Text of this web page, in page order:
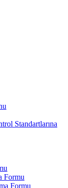
Standartlarına
Formu
Formu